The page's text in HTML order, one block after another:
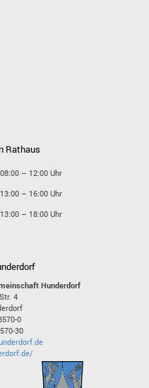
Rathaus
08:00 – 12:00 Uhr
13:00 – 16:00 Uhr
13:00 – 18:00 Uhr
Hunderdorf
4
0
30